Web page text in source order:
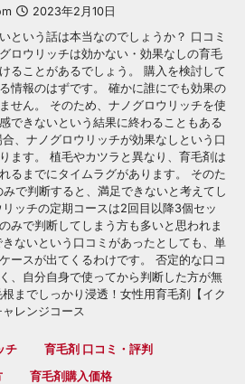
2023年2月10日
という話は本当なのでしょうか？ 口コミ
ロウリッチは効かない・効果なしの育毛
ることがあるでしょう。 購入を検討して
情報のはずです。 確かに誰にでも効果の
せん。 そのため、ナノグロウリッチを使
できないという結果に終わることもある
、ナノグロウリッチが効果なしという口
ます。 植毛やカツラと異なり、育毛剤は
るまでにタイムラグがあります。 そのた
で判断すると、満足できないと考えてし
ッチの定期コースは2回目以降3個セッ
みで判断してしまう方も多いと思われま
ないという口コミがあったとしても、単
ースが出てくるわけです。 否定的な口コ
、自分自身で使ってから判断した方が無
までしっかり浸透！女性用育毛剤【イク
レンジコース
チ
育毛剤 口コミ・評判
育毛剤購入価格